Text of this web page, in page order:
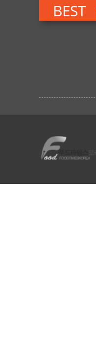
BEST